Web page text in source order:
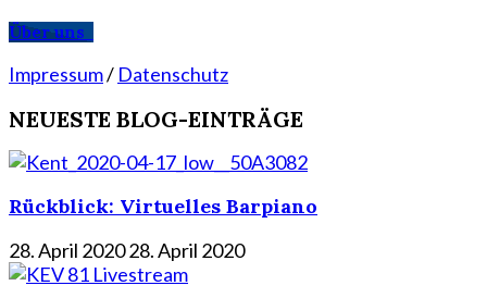
Über uns
Impressum/ Datenschutz
NEUESTE BLOG-EINTRÄGE
Rückblick: Virtuelles Barpiano
28. April 202028. April 2020